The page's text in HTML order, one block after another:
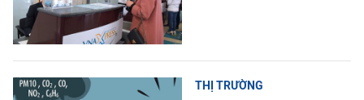
THỊ TRƯỜNG